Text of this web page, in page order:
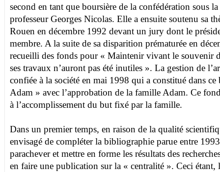
second en tant que boursière de la confédération sous
professeur Georges Nicolas. Elle a ensuite soutenu sa
Rouen en décembre 1992 devant un jury dont le
membre. A la suite de sa disparition prématurée en
recueilli des fonds pour « Maintenir vivant le souvenir
ses travaux n’auront pas été inutiles ». La gestion de
confiée à la société en mai 1998 qui a constitué dans
Adam » avec l’approbation de la famille Adam. Ce
à l’accomplissement du but fixé par la famille.
Dans un premier temps, en raison de la qualité
envisagé de compléter la bibliographie parue entre
parachever et mettre en forme les résultats des
en faire une publication sur la « centralité ». Ceci étant,